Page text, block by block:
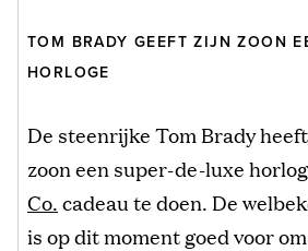
TOM BRADY GEEFT ZIJN ZOON
HORLOGE
De steenrijke Tom Brady
zoon een super-de-luxe
Co.cadeau te doen. De
is op dit moment goed voor